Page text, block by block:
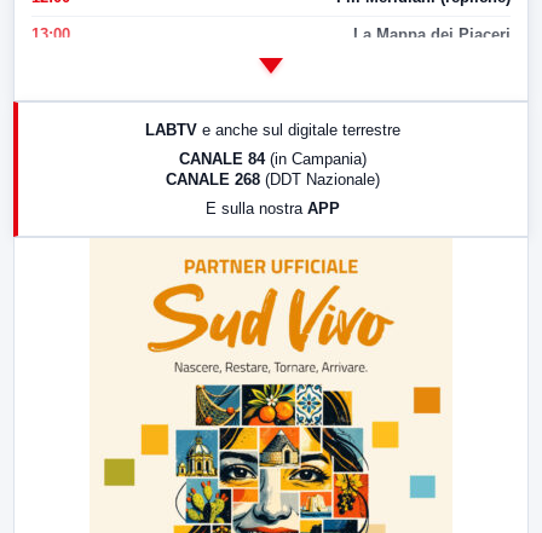
13:00 La Mappa dei Piaceri
LABTV e anche sul digitale terrestre
CANALE 84 (in Campania)
CANALE 268 (DDT Nazionale)
E sulla nostra APP